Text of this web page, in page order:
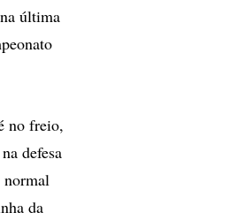
última
no freio,
defesa
normal
da